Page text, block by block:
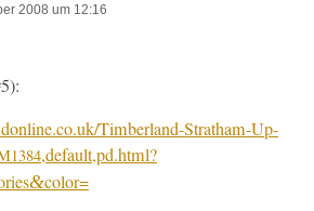
2008 um 12:16
Timberland-Stratham-Up-
,default,pd.html?
&color=